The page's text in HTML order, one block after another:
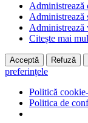
Administrează
Administrează
Citește mai
Acceptă Refuză
preferințele
Politică
Politica de